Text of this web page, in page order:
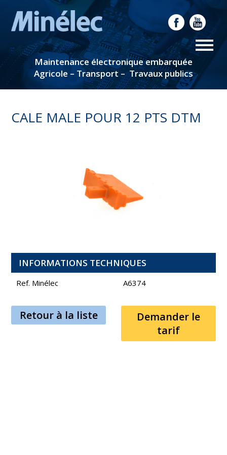
Maintenance électronique embarquée
Agricole – Transport – Travaux publics
CALE MALE POUR 12 PTS DTM
INFORMATIONS TECHNIQUES
Ref. Minélec A6374
Retour à la liste
Demander le
tarif